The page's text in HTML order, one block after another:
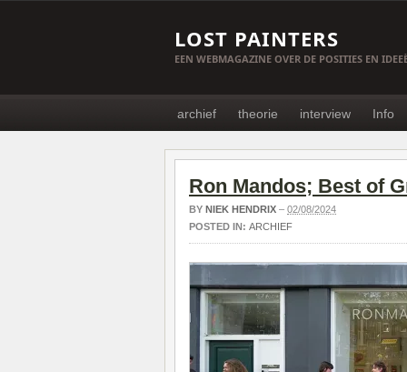
LOST PAINTERS
EEN WEBMAGAZINE OVER DE POSITIES EN
archief theorie interview Info
Ron Mandos; Best of
BY NIEK HENDRIX – 02/08/2024
POSTED IN: ARCHIEF